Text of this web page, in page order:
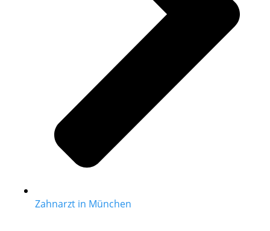
Zahnarzt in München